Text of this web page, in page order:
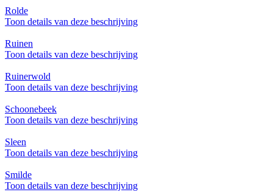
Rolde
Toon details van deze beschrijving
Ruinen
Toon details van deze beschrijving
Ruinerwold
Toon details van deze beschrijving
Schoonebeek
Toon details van deze beschrijving
Sleen
Toon details van deze beschrijving
Smilde
Toon details van deze beschrijving